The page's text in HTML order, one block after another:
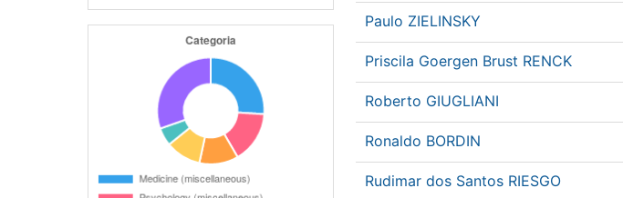
Paulo ZIELINSKY
Priscila Goergen Brust RENCK
Roberto GIUGLIANI
Ronaldo BORDIN
Rudimar dos Santos RIESGO